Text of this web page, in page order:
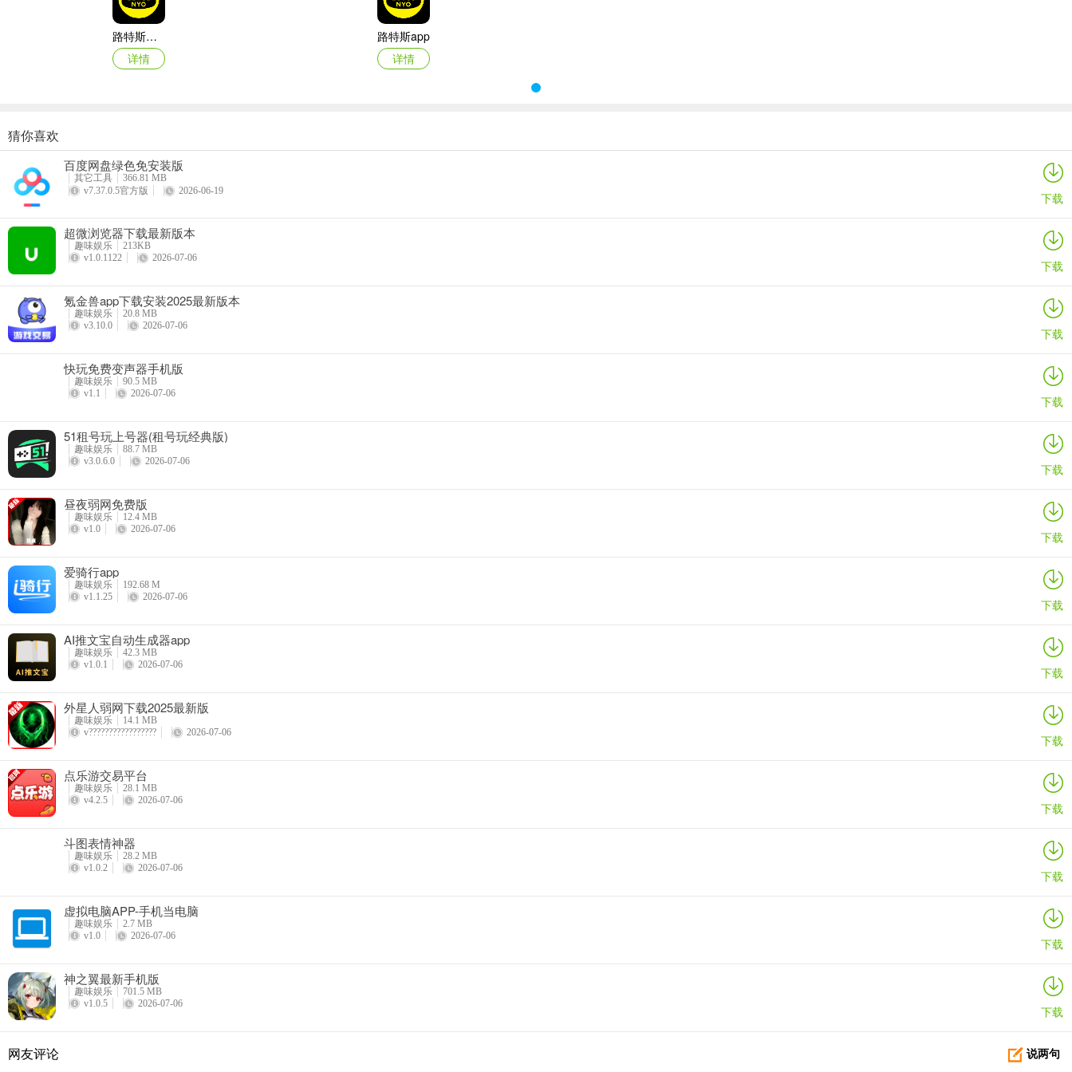
路特斯安卓版
详情
路特斯app
详情
猜你喜欢
百度网盘绿色免安装版
其它工具
366.81 MB
v7.37.0.5官方版
2026-06-19 下载
超微浏览器下载最新版本
趣味娱乐
213KB
v1.0.1122
2026-07-06 下载
氪金兽app下载安装2025最新版本
趣味娱乐
20.8 MB
v3.10.0
2026-07-06 下载
快玩免费变声器手机版
趣味娱乐
90.5 MB
v1.1
2026-07-06 下载
51租号玩上号器(租号玩经典版)
趣味娱乐
88.7 MB
v3.0.6.0
2026-07-06 下载
昼夜弱网免费版
趣味娱乐
12.4 MB
v1.0
2026-07-06 下载
爱骑行app
趣味娱乐
192.68 M
v1.1.25
2026-07-06 下载
AI推文宝自动生成器app
趣味娱乐
42.3 MB
v1.0.1
2026-07-06 下载
​外星人弱网下载2025最新版
趣味娱乐
14.1 MB
v?????????????????
2026-07-06 下载
点乐游交易平台
趣味娱乐
28.1 MB
v4.2.5
2026-07-06 下载
斗图表情神器
趣味娱乐
28.2 MB
v1.0.2
2026-07-06 下载
虚拟电脑APP-手机当电脑
趣味娱乐
2.7 MB
v1.0
2026-07-06 下载
神之翼最新手机版
趣味娱乐
701.5 MB
v1.0.5
2026-07-06 下载
说两句
网友评论